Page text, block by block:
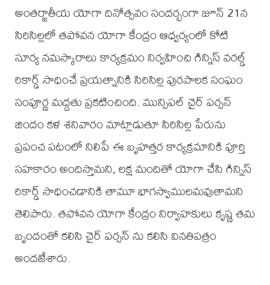
అంతర్జాతీయ యోగా దినోత్సవం సందర్భంగా జూన్ 21న
సిరిసిల్లలో తపోవన యోగా కేంద్రం ఆధ్వర్యంలో కోటి
సూర్య నమస్కారాలు కార్యక్రమం నిర్వహించి గిన్నిస్ వరల్డ్
రికార్డ్ సాధించే ప్రయత్నానికి సిరిసిల్ల పురపాలక సంఘం
సంపూర్ణ మద్దతు ప్రకటించింది. మున్సిపల్ చైర్ పర్సన్
జిందం కళ శనివారం మాట్లాడుతూ సిరిసిల్ల పేరును
ప్రపంచ పటంలో నిలిపే ఈ బృహత్తర కార్యక్రమానికి పూర్తి
సహకారం అందిస్తామని, లక్ష మందితో యోగా చేసి గిన్నిస్
రికార్డ్ సాధించడానికి తామూ భాగస్వాములమవుతామని
తెలిపారు. తపోవన యోగా కేంద్రం నిర్వాహకులు కృష్ణ తమ
బృందంతో కలిసి చైర్ పర్సన్ ను కలిసి వినతిపత్రం
అందజేశారు.